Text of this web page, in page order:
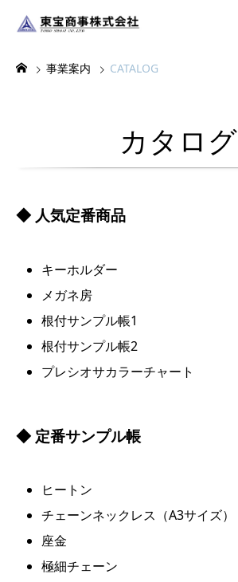
事業案内 CATALOG
カタログ
◆ 人気定番商品
キーホルダー
メガネ房
根付サンプル帳1
根付サンプル帳2
プレシオサカラーチャート
◆ 定番サンプル帳
ヒートン
チェーンネックレス（A3サイズ）
座金
極細チェーン